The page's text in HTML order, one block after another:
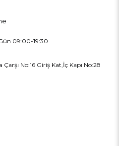
09:00-19:30
No:16 Giriş Kat,İç Kapı No:28